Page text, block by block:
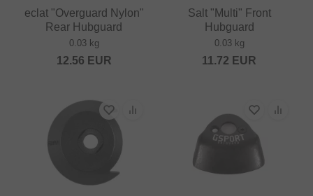
eclat "Overguard Nylon"
Rear Hubguard
0.03 kg
12.56 EUR
Salt "Multi" Front
Hubguard
0.03 kg
11.72 EUR